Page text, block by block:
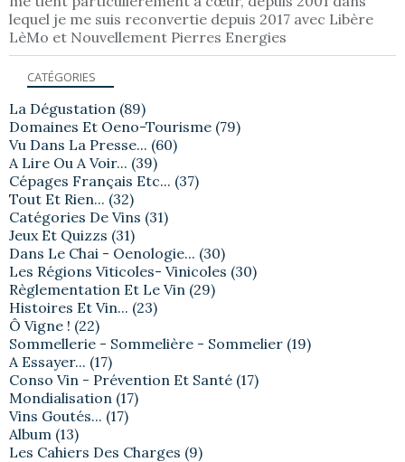
lequel je me suis reconvertie depuis 2017 avec Libère
LèMo et Nouvellement Pierres Energies
CATÉGORIES
La Dégustation (89)
Domaines Et Oeno-Tourisme (79)
Vu Dans La Presse... (60)
A Lire Ou A Voir... (39)
Cépages Français Etc... (37)
Tout Et Rien... (32)
Catégories De Vins (31)
Jeux Et Quizzs (31)
Dans Le Chai - Oenologie... (30)
Les Régions Viticoles- Vinicoles (30)
Règlementation Et Le Vin (29)
Histoires Et Vin... (23)
Ô Vigne ! (22)
Sommellerie - Sommelière - Sommelier (19)
A Essayer... (17)
Conso Vin - Prévention Et Santé (17)
Mondialisation (17)
Vins Goutés... (17)
Album (13)
Les Cahiers Des Charges (9)